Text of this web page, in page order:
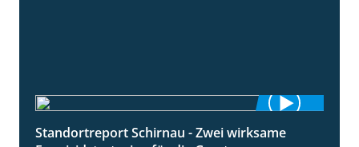
4:27
Standortreport Schirnau - Zwei wirksame